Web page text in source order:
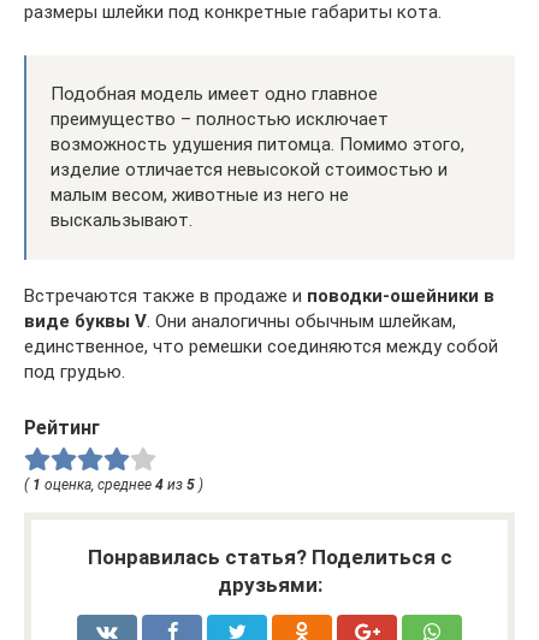
размеры шлейки под конкретные габариты кота.
Подобная модель имеет одно главное
преимущество – полностью исключает
возможность удушения питомца. Помимо этого,
изделие отличается невысокой стоимостью и
малым весом, животные из него не
выскальзывают.
Встречаются также в продаже и поводки-ошейники в
виде буквы V. Они аналогичны обычным шлейкам,
единственное, что ремешки соединяются между собой
под грудью.
Рейтинг
( 1 оценка, среднее 4 из 5 )
Понравилась статья? Поделиться с
друзьями: